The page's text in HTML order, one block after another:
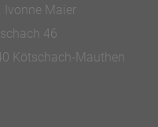
Ivonne Maier
46
Kötschach-Mauthen